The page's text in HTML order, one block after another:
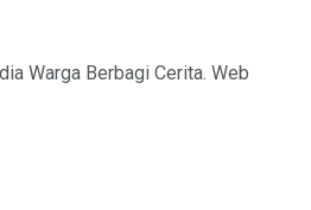
Warga Berbagi Cerita. Web